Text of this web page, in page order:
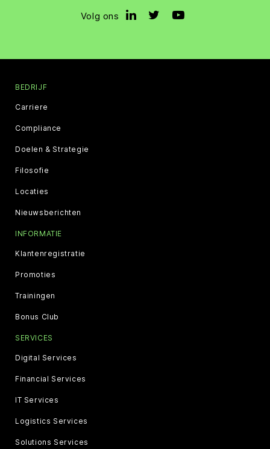
Volg ons
BEDRIJF
Carriere
Compliance
Doelen & Strategie
Filosofie
Locaties
Nieuwsberichten
INFORMATIE
Klantenregistratie
Promoties
Trainingen
Bonus Club
SERVICES
Digital Services
Financial Services
IT Services
Logistics Services
Solutions Services